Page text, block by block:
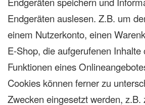
Endgeräten auslesen. Z.B. um
einem Nutzerkonto, einen
E-Shop, die aufgerufenen
Funktionen eines
Cookies können ferner zu
Zwecken eingesetzt werden, z.B.